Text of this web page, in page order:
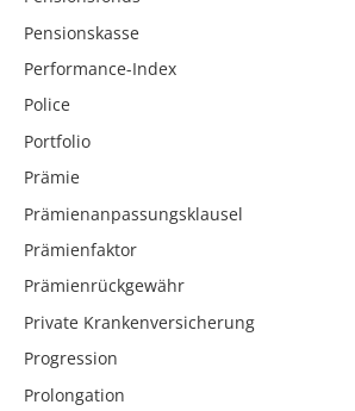
Pensionskasse
Performance-Index
Police
Portfolio
Prämie
Prämienanpassungsklausel
Prämienfaktor
Prämienrückgewähr
Private Krankenversicherung
Progression
Prolongation